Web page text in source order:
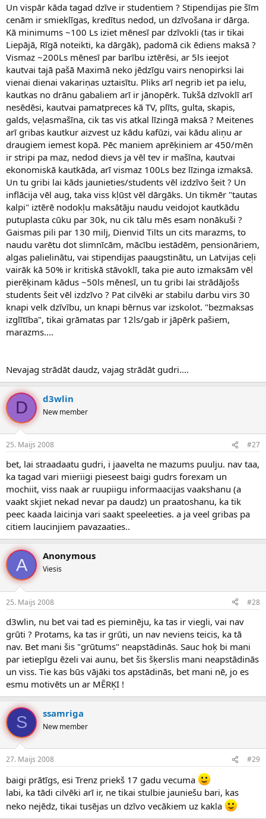
Un vispār kāda tagad dzīve ir studentiem ? Stipendijas pie šīm
cenām ir smieklīgas, kredītus nedod, un dzīvošana ir dārga.
Kā minimums ~100 Ls iziet mēnesī par dzīvokli (tas ir tikai
Liepājā, Rīgā noteikti, ka dārgāk), padomā cik ēdiens maksā ?
Vismaz ~200Ls mēnesī par barību iztērēsi, ar 5ls ieejot
kautvai tajā pašā Maximā neko jēdzīgu vairs nenopirksi lai
vienai dienai vakariņas uztaisītu. Pliks arī negrib iet pa ielu,
kautkas no drānu gabaliem arī ir jānopērk. Tukšā dzīvoklī arī
nesēdēsi, kautvai pamatpreces kā TV, plīts, gulta, skapis,
galds, veļasmašīna, cik tas vis atkal līzingā maksā ? Meitenes
arī gribas kautkur aizvest uz kādu kafūzi, vai kādu aliņu ar
draugiem iemest kopā. Pēc maniem aprēķiniem ar 450/mēn
ir stripi pa maz, nedod dievs ja vēl tev ir mašīna, kautvai
ekonomiskā kautkāda, arī vismaz 100Ls bez līzinga izmaksā.
Un tu gribi lai kāds jaunieties/students vēl izdzīvo šeit ? Un
inflācija vēl aug, taka viss kļūst vēl dārgāks. Un tikmēr "tautas
kalpi" iztērē nodokļu maksātāju naudu veidojot kautkādu
putuplasta cūku par 30k, nu cik tālu mēs esam nonākuši ?
Gaismas pili par 130 milj, Dienvid Tilts un cits marazms, to
naudu varētu dot slimnīcām, mācību iestādēm, pensionāriem,
algas palielinātu, vai stipendijas paaugstinātu, un Latvijas ceļi
vairāk kā 50% ir kritiskā stāvoklī, taka pie auto izmaksām vēl
pierēķinam kādus ~50ls mēnesī, un tu gribi lai strādājošs
students šeit vēl izdzīvo ? Pat cilvēki ar stabilu darbu virs 30
knapi velk dzīvību, un knapi bērnus var izskolot. "bezmaksas
izglītība", tikai grāmatas par 12ls/gab ir jāpērk pašiem,
marazms....
Nevajag strādāt daudz, vajag strādāt gudri....
D d3wlin
New member
25. Maijs 2008 #27
bet, lai straadaatu gudri, i jaavelta ne mazums puulju. nav taa,
ka tagad vari mieriigi pieseest baigi gudrs forexam un
mochiit, viss naak ar ruupiigu informaacijas vaakshanu (a
vaakt skjiet nekad nevar pa daudz) un praatoshanu, ka tik
peec kaada laicinja vari saakt speeleeties. a ja veel gribas pa
citiem laucinjiem pavazaaties..
A Anonymous
Viesis
25. Maijs 2008 #28
d3wlin, nu bet vai tad es pieminēju, ka tas ir viegli, vai nav
grūti ? Protams, ka tas ir grūti, un nav neviens teicis, ka tā
nav. Bet mani šis "grūtums" neapstādinās. Sauc hoķ bi mani
par ietiepīgu ēzeli vai aunu, bet šis šķerslis mani neapstādinās
un viss. Tie kas būs vājāki tos apstādinās, bet mani nē, jo es
esmu motivēts un ar MĒRĶI !
S ssamriga
New member
27. Maijs 2008 #29
baigi prātīgs, esi Trenz priekš 17 gadu vecuma
labi, ka tādi cilvēki arī ir, ne tikai stulbie jauniešu bari, kas
neko nejēdz, tikai tusējas un dzīvo vecākiem uz kakla